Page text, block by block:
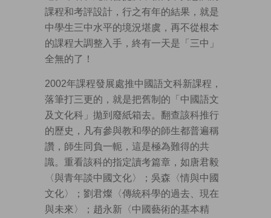
課程和考評設計，行之有年的結果，就是
中學生三中水平的境況堪虞，再不從根本
的課程大調整入手，終有一天是「三中」
全無的了！
2002年課程發展處推中國語文科新課程，
落筆打三更的，就是把舊制的「中國語文
及文化科」拋到廢紙箱去。翻查該科推行
的歷史，凡有參與教和學的師生都普遍稱
讚，師生同負一軛，這是極為難得的共
識。重看該科的指定讀考篇章，如唐君毅
〈與青年談中國文化〉；吳森〈情與中國
文化〉；劉君燦〈傳統科學的過去、現在
與未來〉；趙永新〈中國藝術的基本精